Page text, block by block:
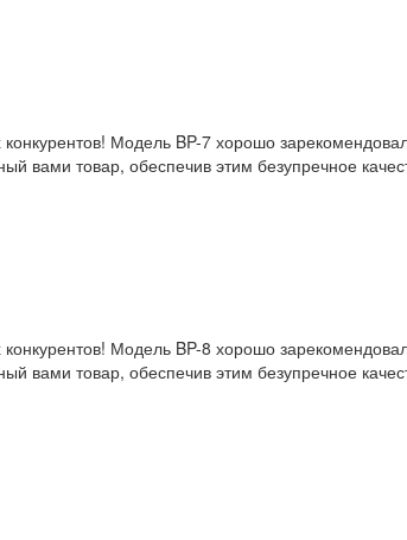
Модель BP-7 хорошо
вами товар, обеспечив этим безупречное
Модель BP-8 хорошо
вами товар, обеспечив этим безупречное